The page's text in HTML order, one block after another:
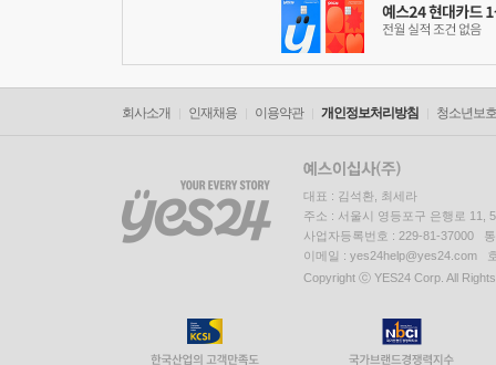
회사소개 인재채용 이용약관 개인정보처리방침 청소년보
대표 : 김석환, 최세라
주소 : 서울시 영등포구 은행로 11,
사업자등록번호 : 229-81-37000
이메일 : yes24help@yes24.com
Copyright ⓒ YES24 Corp. All